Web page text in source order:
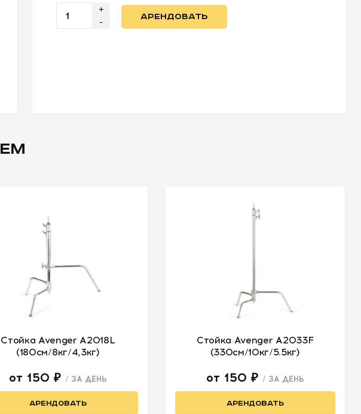
+
-
АРЕНДОВАТЬ
Стойка Avenger A2018L
(180см/8кг/4,3кг)
от 150 ₽ / ЗА ДЕНЬ
АРЕНДОВАТЬ
Стойка Avenger A2033F
(330см/10кг/5.5кг)
от 150 ₽ / ЗА ДЕНЬ
АРЕНДОВАТЬ